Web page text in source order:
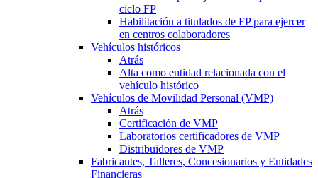
ciclo FP
Habilitación a titulados de FP para ejercer
en centros colaboradores
Vehículos históricos
Atrás
Alta como entidad relacionada con el
vehículo histórico
Vehículos de Movilidad Personal (VMP)
Atrás
Certificación de VMP
Laboratorios certificadores de VMP
Distribuidores de VMP
Fabricantes, Talleres, Concesionarios y Entidades
Financieras